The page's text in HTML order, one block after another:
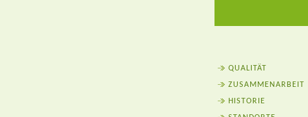
QUALITÄT
ZUSAMMENARBEIT
HISTORIE